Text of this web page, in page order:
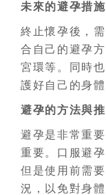
未來的避孕措
終止懷孕後，
合自己的避孕
宮環等。同時
護好自己的身
避孕的方法與
避孕是非常重
重要。口服避
但是使用前需
況，以免對身